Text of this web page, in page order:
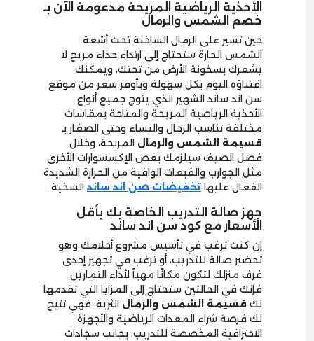
الأحذية الرياضية المريحة مدعومة الآن بـ
خصم الشمس والرمال
حين تسير على الرمال الساخنة تحت أشعة
الشمس الحارة ستحتاج إلى ارتداء حذاء مريح لا
يشعرك بسخونة الأرض من تحتك، ويمكنك
اقتناؤه اليوم بكل سهولة وبأوفر سعر من موقع
سن اند ساند الشهير الذي يتوج جميع أنواع
الأحذية الرياضية المريحة والمتاحة بمقاسات
مختلفة تناسب الرجال والنساء وحتى الصغار بـ
قسيمة الشمس والرمال المربحة، وخلال
فصل الصيف سيلزمك بعض الإكسسوارات الأخرى
مثل الجوارب والقبعات الواقية من الحرارة الشديدة
الفعال عليها تخفيضات صن اند ساند السخية.
جهز صالة التدريب الخاصة بك بأقل
الأسعار مع كود سن اند ساند
إن كنت ترغب في تأسيس مشروع أحلامك وهو
تحضير صالة للتدريب، أو ترغب في تجهيز إحدى
غرف منزلك لتكون مكانًا مهيأ لأداء التمارين،
فإنك في الحالتين ستحتاج إلى المزايا التي تقدمها
لك قسيمة الشمس والرمال الثرية، فهي تتيح
لك فرصة شراء المعدات الرياضية والأجهزة
الاحترافية المخصصة للتدريب، بجانب سجادات